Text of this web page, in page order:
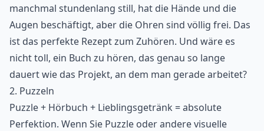
manchmal stundenlang still, hat die Hände und die
Augen beschäftigt, aber die Ohren sind völlig frei. Das
ist das perfekte Rezept zum Zuhören. Und wäre es
nicht toll, ein Buch zu hören, das genau so lange
dauert wie das Projekt, an dem man gerade arbeitet?
2. Puzzeln
Puzzle + Hörbuch + Lieblingsgetränk = absolute
Perfektion. Wenn Sie Puzzle oder andere visuelle